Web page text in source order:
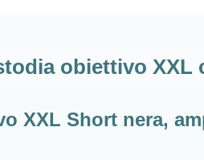
obiettivo XXL
XXL Short nera,